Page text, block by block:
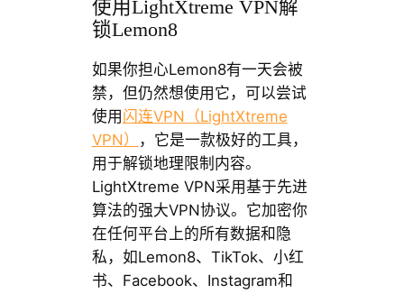
使用LightXtreme VPN解
锁Lemon8
如果你担心Lemon8有一天会被
禁，但仍然想使用它，可以尝试
使用 闪连VPN（LightXtreme
VPN）
，它是一款极好的工具，
用于解锁地理限制内容。
LightXtreme VPN采用基于先进
算法的强大VPN协议。它加密你
在任何平台上的所有数据和隐
私，如Lemon8、TikTok、小红
书、Facebook、Instagram和